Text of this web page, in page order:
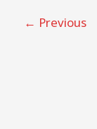
← Previous